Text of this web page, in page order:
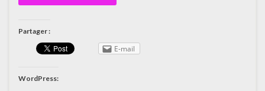
Partager :
E-mail
WordPress: